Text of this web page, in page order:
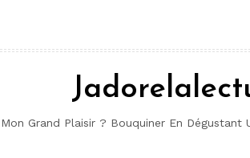
contenu
Mon Grand Plaisir ? Bouquiner En Dégustant